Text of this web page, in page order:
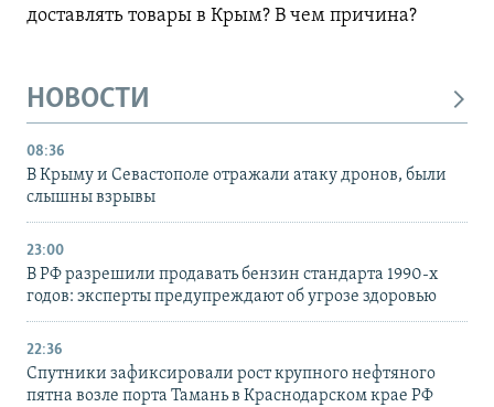
доставлять товары в Крым? В чем причина?
НОВОСТИ
08:36
В Крыму и Севастополе отражали атаку дронов, были
слышны взрывы
23:00
В РФ разрешили продавать бензин стандарта 1990-х
годов: эксперты предупреждают об угрозе здоровью
22:36
Спутники зафиксировали рост крупного нефтяного
пятна возле порта Тамань в Краснодарском крае РФ